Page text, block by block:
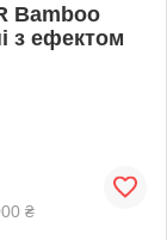
Bamboo
з ефектом
₴